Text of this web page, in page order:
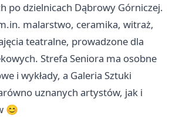
po dzielnicach Dąbrowy Górniczej.
malarstwo, ceramika, witraż,
teatralne, prowadzone dla
Strefa Seniora ma osobne
i wykłady, a Galeria Sztuki
uznanych artystów, jak i
😊